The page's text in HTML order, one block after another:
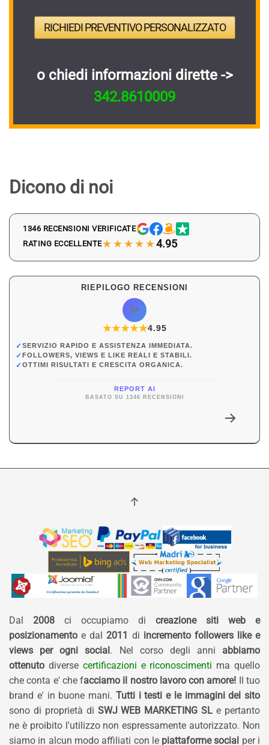
RICHIEDI PREVENTIVO PERSONALIZZATO
o chiedi informazioni dirette ->
342.8610009
Dicono di noi
1346 RECENSIONI VERIFICATE
RATING ECCELLENTE★★★★★4.95
RIEPILOGO RECENSIONI
✨
★★★★★
★4.95
✓SERVIZIO RAPIDO E ASSISTENZA IMMEDIATA.
✓FOLLOWERS, VIEWS E LIKE REALI E STABILI.
✓OTTIMI RISULTATI E CRESCITA ORGANICA.
REPORT AI
BASATO SU 1346 RECENSIONI
Dal 2008 ci occupiamo di creazione siti web e
posizionamento e dal 2011 di incremento followers like e
views per ogni social. Nel corso degli anni abbiamo
ottenuto diverse certificazioni e riconoscimenti ma quello
che conta e' che facciamo il nostro lavoro con amore! Il tuo
brand e' in buone mani. Tutti i testi e le immagini del sito
sono di proprietà di SWJ WEB MARKETING SL e pertanto
ne è proibito l'utilizzo non espressamente autorizzato. Non
siamo in alcun modo affiliati con le piattaforme social per i